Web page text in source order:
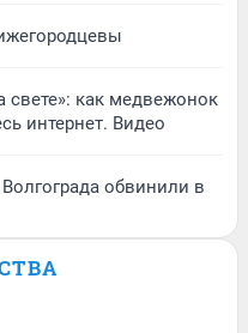
свете»: как медвежонок
интернет. Видео
обвинили в